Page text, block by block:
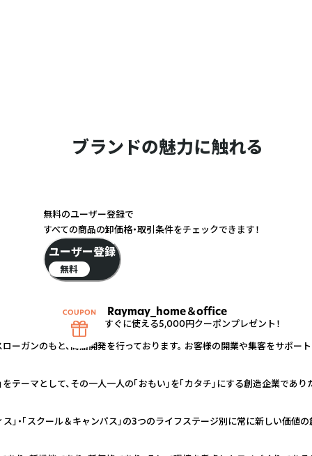
ブランドの魅力に触れる
Raymay_home＆office
ーガンのもと、商品開発を行っております。 お客様の開業や集客をサポー
テーマとして、その一人一人の「おもい」を「カタチ」にする創造企業であり
ス」・「スクール＆キャンパス」の3つのライフステージ別に常に新しい価値
無料のユーザー登録で
すべての商品の卸価格・取引条件をチェックできます！
ユーザー登録
無料
すぐに使える5,000円クーポンプレゼント！